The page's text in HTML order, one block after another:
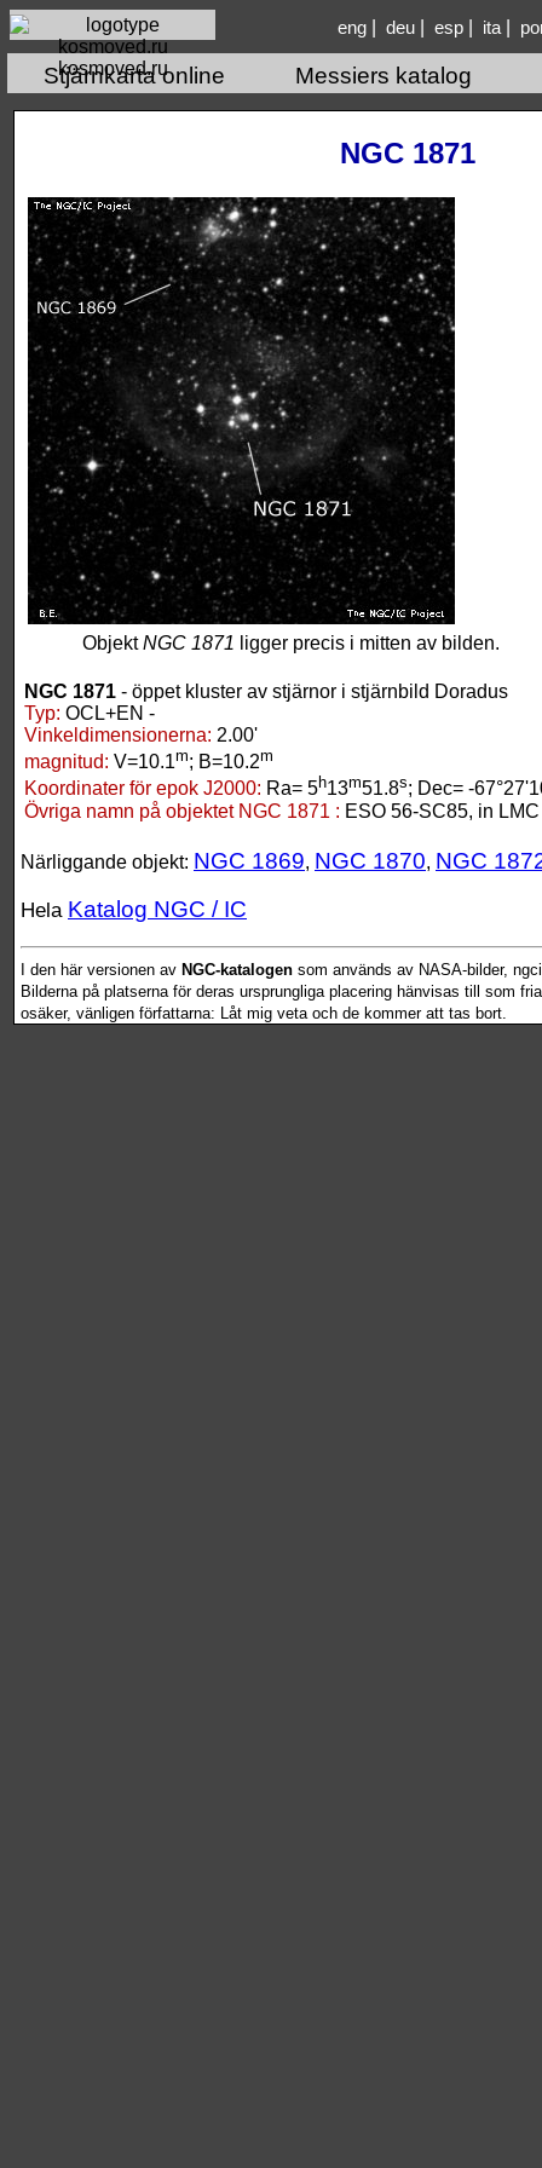
kosmoved.ru
eng| deu| esp| ita|
Stjärnkarta online Messiers katalog
NGC 1871
ObjektNGC 1871 ligger precis i mitten av bilden.
NGC 1871 - öppet kluster av stjärnor i stjärnbild Doradus
Typ: OCL+EN -
Vinkeldimensionerna: 2.00'
magnitud: V=10.1m; B=10.2m
Koordinater för epok J2000: Ra= 5h13m51.8s; Dec= -
Övriga namn på objektet NGC 1871 : ESO 56-SC85, in LMC
Närliggande objekt: NGC 1869, NGC 1870, NGC
Hela Katalog NGC / IC
I den här versionen av NGC-katalogen som används av NASA-bilder,
Bilderna på platserna för deras ursprungliga placering hänvisas till som
osäker, vänligen författarna: Låt mig veta och de kommer att tas bort.